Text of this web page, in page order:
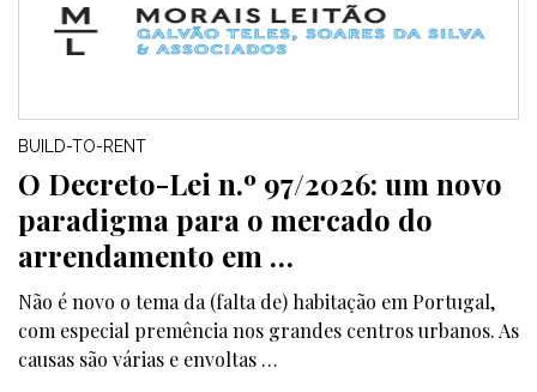
BUILD-TO-RENT
O Decreto-Lei n.º 97/2026: um novo
paradigma para o mercado do
arrendamento em …
Não é novo o tema da (falta de) habitação em Portugal,
com especial premência nos grandes centros urbanos. As
causas são várias e envoltas …